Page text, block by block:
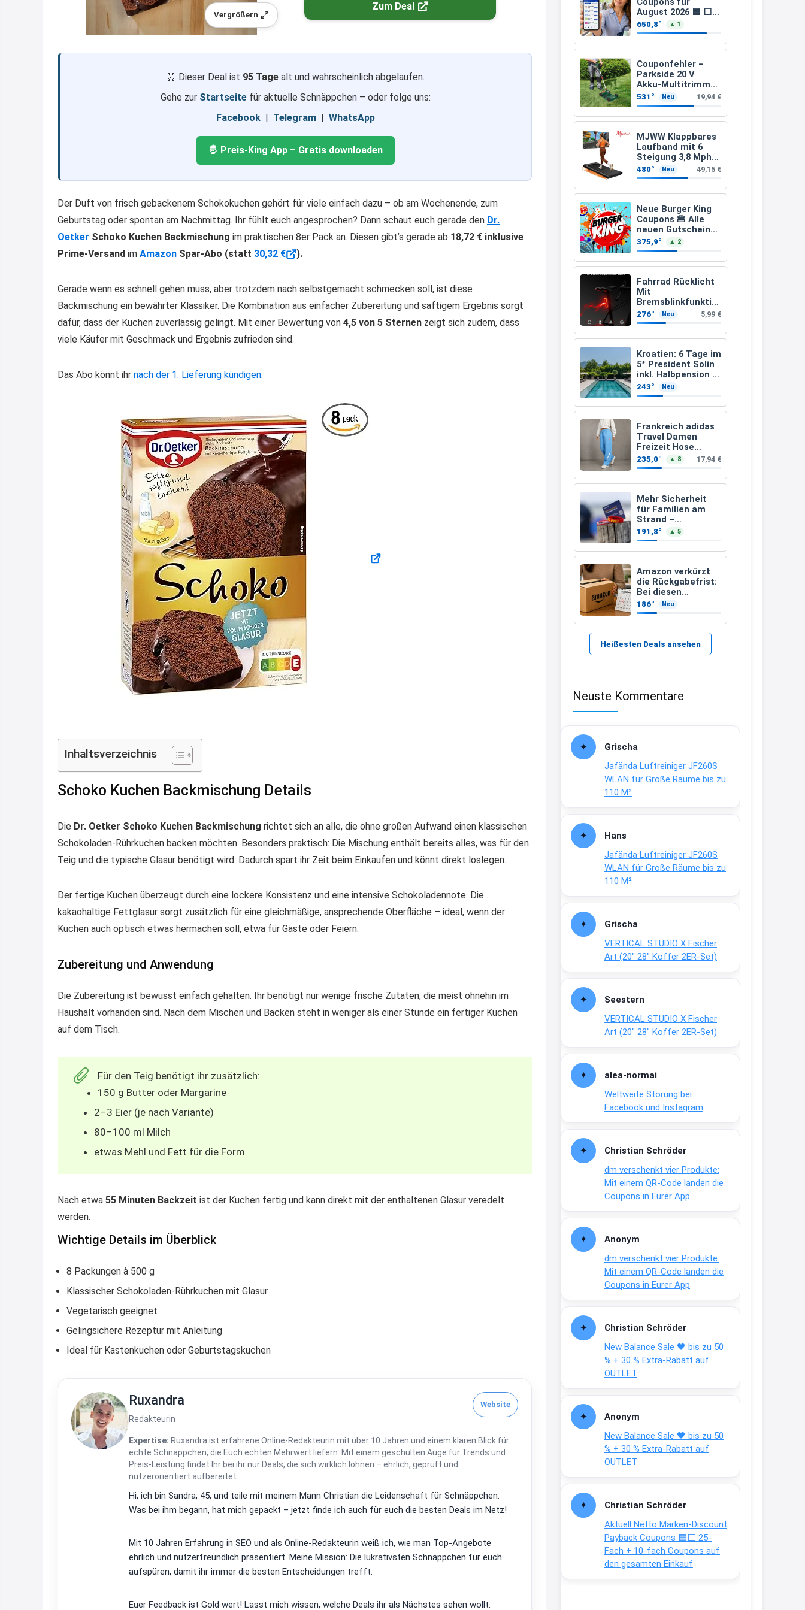
Vergrößern
Zum Deal
⏰ Dieser Deal ist 95 Tage alt und wahrscheinlich abgelaufen.
Gehe zur Startseite für aktuelle Schnäppchen – oder folge uns:
Facebook | Telegram | WhatsApp
🤴 Preis-King App – Gratis downloaden
Der Duft von frisch gebackenem Schokokuchen gehört für viele einfach dazu – ob am Wochenende, zum
Geburtstag oder spontan am Nachmittag. Ihr fühlt euch angesprochen? Dann schaut euch gerade den Dr.
Oetker Schoko Kuchen Backmischung im praktischen 8er Pack an. Diesen gibt’s gerade ab 18,72 € inklusive
Prime-Versand im Amazon Spar-Abo (statt 30,32 € ).
Gerade wenn es schnell gehen muss, aber trotzdem nach selbstgemacht schmecken soll, ist diese
Backmischung ein bewährter Klassiker. Die Kombination aus einfacher Zubereitung und saftigem Ergebnis sorgt
dafür, dass der Kuchen zuverlässig gelingt. Mit einer Bewertung von 4,5 von 5 Sternen zeigt sich zudem, dass
viele Käufer mit Geschmack und Ergebnis zufrieden sind.
Das Abo könnt ihr nach der 1. Lieferung kündigen.
Inhaltsverzeichnis
Schoko Kuchen Backmischung Details
Die Dr. Oetker Schoko Kuchen Backmischung richtet sich an alle, die ohne großen Aufwand einen klassischen
Schokoladen-Rührkuchen backen möchten. Besonders praktisch: Die Mischung enthält bereits alles, was für den
Teig und die typische Glasur benötigt wird. Dadurch spart ihr Zeit beim Einkaufen und könnt direkt loslegen.
Der fertige Kuchen überzeugt durch eine lockere Konsistenz und eine intensive Schokoladennote. Die
kakaohaltige Fettglasur sorgt zusätzlich für eine gleichmäßige, ansprechende Oberfläche – ideal, wenn der
Kuchen auch optisch etwas hermachen soll, etwa für Gäste oder Feiern.
Zubereitung und Anwendung
Die Zubereitung ist bewusst einfach gehalten. Ihr benötigt nur wenige frische Zutaten, die meist ohnehin im
Haushalt vorhanden sind. Nach dem Mischen und Backen steht in weniger als einer Stunde ein fertiger Kuchen
auf dem Tisch.
Für den Teig benötigt ihr zusätzlich:
150 g Butter oder Margarine
2–3 Eier (je nach Variante)
80–100 ml Milch
etwas Mehl und Fett für die Form
Nach etwa 55 Minuten Backzeit ist der Kuchen fertig und kann direkt mit der enthaltenen Glasur veredelt
werden.
Wichtige Details im Überblick
8 Packungen à 500 g
Klassischer Schokoladen-Rührkuchen mit Glasur
Vegetarisch geeignet
Gelingsichere Rezeptur mit Anleitung
Ideal für Kastenkuchen oder Geburtstagskuchen
Ruxandra
Redakteurin
Website
Expertise: Ruxandra ist erfahrene Online-Redakteurin mit über 10 Jahren und einem klaren Blick für
echte Schnäppchen, die Euch echten Mehrwert liefern. Mit einem geschulten Auge für Trends und
Preis-Leistung findet Ihr bei ihr nur Deals, die sich wirklich lohnen – ehrlich, geprüft und
nutzerorientiert aufbereitet.
Hi, ich bin Sandra, 45, und teile mit meinem Mann Christian die Leidenschaft für Schnäppchen.
Was bei ihm begann, hat mich gepackt – jetzt finde ich auch für euch die besten Deals im Netz!
Mit 10 Jahren Erfahrung in SEO und als Online-Redakteurin weiß ich, wie man Top-Angebote
ehrlich und nutzerfreundlich präsentiert. Meine Mission: Die lukrativsten Schnäppchen für euch
aufspüren, damit ihr immer die besten Entscheidungen trefft.
Euer Feedback ist Gold wert! Lasst mich wissen, welche Deals ihr als Nächstes sehen wollt.
August 2026 🟦 ⬜
15-fach, 10-fach
Coupons auf den
gesamten Einkauf
ab 2 €
650,8° ▲ 1
Couponfehler –
Parkside 20 V
Akku-Multitrimmer
PAMT 20-Li A1
(ohne Akku und
Ladegerät)
531° Neu 19,94 €
MJWW Klappbares
Laufband mit 6
Steigung 3,8 Mph/6
Km/h Walking
480° Neu 49,15 €
Neue Burger King
Coupons 🍔 Alle
neuen Gutscheine
und Codes als PDF
gültig ab 25.07.2026
bis 04.09.2026
375,9° ▲ 2
Fahrrad Rücklicht
Mit
Bremsblinkfunktio
n (StVZO
zugelassenen)
276° Neu 5,99 €
Kroatien: 6 Tage im
5* President Solin
inkl. Halbpension &
Flug ab 458 € pro
Person
243° Neu
Frankreich adidas
Travel Damen
Freizeit Hose
JC8618 (Gr. 2XS bis
3XL)
235,0° ▲ 8 17,94 €
Mehr Sicherheit
für Familien am
Strand –
kostenloses
Kindersuchband
der DLRG
191,8° ▲ 5
Amazon verkürzt
die Rückgabefrist:
Bei diesen
Bestellungen
müsst Ihr schneller
handeln
186° Neu
Heißesten Deals ansehen
Neuste Kommentare
Grischa
Jafända Luftreiniger JF260S
WLAN für Große Räume bis zu
110 M²
Hans
Jafända Luftreiniger JF260S
WLAN für Große Räume bis zu
110 M²
Grischa
VERTICAL STUDIO X Fischer
Art (20″ 28″ Koffer 2ER-Set)
Seestern
VERTICAL STUDIO X Fischer
Art (20″ 28″ Koffer 2ER-Set)
alea-normai
Weltweite Störung bei
Facebook und Instagram
Christian Schröder
dm verschenkt vier Produkte:
Mit einem QR-Code landen die
Coupons in Eurer App
Anonym
dm verschenkt vier Produkte:
Mit einem QR-Code landen die
Coupons in Eurer App
Christian Schröder
New Balance Sale 🖤 bis zu 50
% + 30 % Extra-Rabatt auf
OUTLET
Anonym
New Balance Sale 🖤 bis zu 50
% + 30 % Extra-Rabatt auf
OUTLET
Christian Schröder
Aktuell Netto Marken-Discount
Payback Coupons 🟦⬜ 25-
Fach + 10-fach Coupons auf
den gesamten Einkauf
↩
Katalin
Hallo, ich habe ein Problem.
13:09
↩
Katalin
wie löse ich mein Gutschein ein,
was bereits bezahlt worden ist?
13:10
↩
@Katalin Bei welchen Shop ?
Allgemein kann man keine
Gutscheine nach einem Kauf
einlösen, soweit ich weiß. Man
müsste schon stornieren und
nochmal bestellen, da man
Rabattcodes oder auch
Geschenkgutscheine im
Warenkorb oder an der Kasse
VOR dem Kauf einlösen kann.
17:06
↩
Och siche den Gutschein
fürmeggelebaguetts
Kerstin
Meggle bagett Gutschein code
21:37
↩
Kerstin
Bei EDEKA
↩
29.07www.haribo.com/de-
↩
Joachim
Ab diesem Jahr gibt es keine
Fielmann-Blinkis mehr / wurde
www.fielmann-
group.com/blinkis...
13:44
dich zu sehen, alles gut?
15:01
An 01.08. / Sensodyne Rabatt 3€
/ max. 15.000www.erlebe-
↩
www.meineapotheke.de/
2:19
↩
Joachim
www.linda.de/vorteile/coupons/...
2:21
↩
Gratis Hitzewarn-Aufkleber /
verfärbt sich ab 28 Grad /siehe
Text weiter unten
shop.bioeg.de/aufkleber-
achtun...
↩
Joachim
Gratis personalisierte 7-Tage
Ration Micronährstoffe/ Vitamine
↩
Joachim